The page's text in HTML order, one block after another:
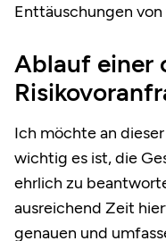
Enttäuschungen
Ablauf einer
Ich möchte an
wichtig es ist, die
ehrlich zu
ausreichend Zeit
genauen und